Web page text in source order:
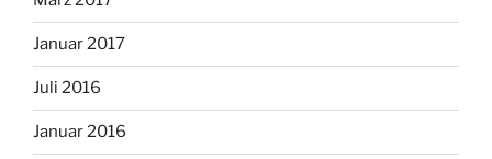
Januar 2017
Juli 2016
Januar 2016